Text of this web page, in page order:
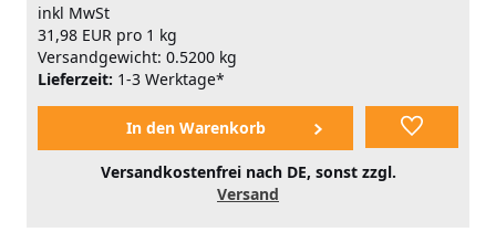
inkl MwSt
31,98 EUR pro 1 kg
Versandgewicht: 0.5200 kg
Lieferzeit: 1-3 Werktage*
Versandkostenfrei nach DE, sonst zzgl.
Versand